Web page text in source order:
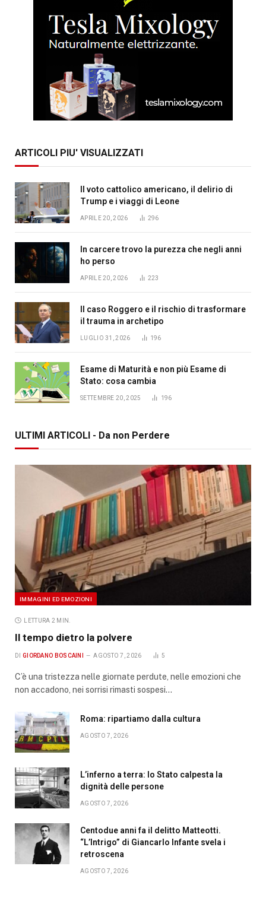
ARTICOLI PIU' VISUALIZZATI
Il voto cattolico americano, il delirio di
Trump e i viaggi di Leone
APRILE 20, 2026 296
In carcere trovo la purezza che negli anni
ho perso
APRILE 20, 2026 223
Il caso Roggero e il rischio di trasformare
il trauma in archetipo
LUGLIO 31, 2026 196
Esame di Maturità e non più Esame di
Stato: cosa cambia
SETTEMBRE 20, 2025 196
ULTIMI ARTICOLI - Da non Perdere
IMMAGINI ED EMOZIONI
LETTURA 2 MIN.
Il tempo dietro la polvere
DI GIORDANO BOSCAINI AGOSTO 7, 2026 5
C’è una tristezza nelle giornate perdute, nelle emozioni che
non accadono, nei sorrisi rimasti sospesi…
Roma: ripartiamo dalla cultura
AGOSTO 7, 2026
L’inferno a terra: lo Stato calpesta la
dignità delle persone
AGOSTO 7, 2026
Centodue anni fa il delitto Matteotti.
“L’Intrigo” di Giancarlo Infante svela i
retroscena
AGOSTO 7, 2026